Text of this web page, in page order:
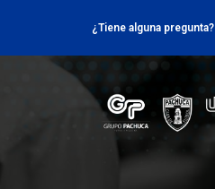
¿Tiene alguna pregunta?